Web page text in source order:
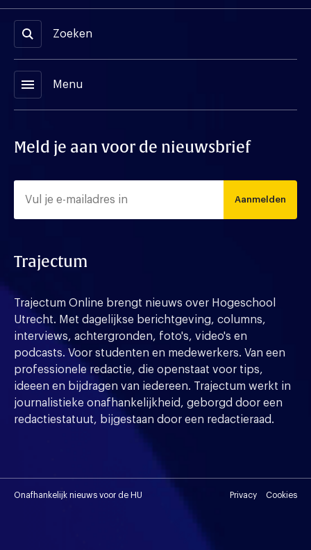
Zoeken
menu Menu
Meld je aan voor de nieuwsbrief
Aanmelden
Trajectum
Trajectum Online brengt nieuws over Hogeschool
Utrecht. Met dagelijkse berichtgeving, columns,
interviews, achtergronden, foto's, video's en
podcasts. Voor studenten en medewerkers. Van een
professionele redactie, die openstaat voor tips,
ideeen en bijdragen van iedereen. Trajectum werkt in
journalistieke onafhankelijkheid, geborgd door een
redactiestatuut, bijgestaan door een redactieraad.
Onafhankelijk nieuws voor de HU Privacy Cookies